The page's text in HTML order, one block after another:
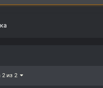
2 из 2